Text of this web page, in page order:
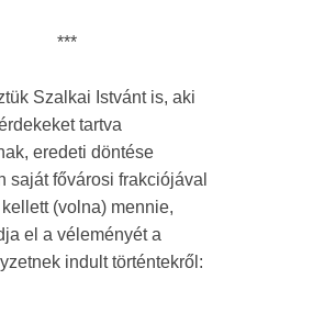
***
Szalkai Istvánt is, aki
tartva
eredeti döntése
saját fővárosi frakciójával
(volna) mennie,
el a véleményét a
indult történtekről: